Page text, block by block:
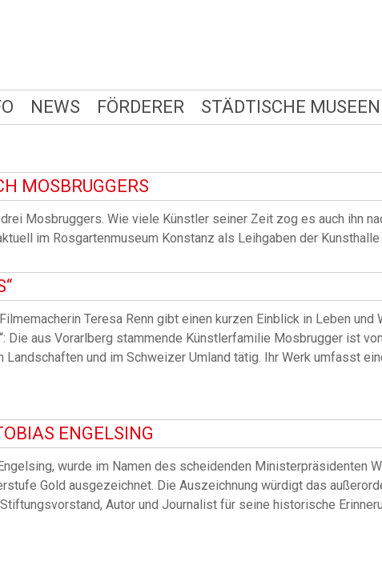
NEWS FÖRDERER STÄDTISCHE MUSEEN
MOSBRUGGERS
Mosbruggers. Wie viele Künstler seiner Zeit zog es auch ihn
im Rosgartenmuseum Konstanz als Leihgaben der
Teresa Renn gibt einen kurzen Einblick in Leben
Die aus Vorarlberg stammende Künstlerfamilie Mosbrugger ist
und im Schweizer Umland tätig. Ihr Werk umfasst
ENGELSING
wurde im Namen des scheidenden Ministerpräsidenten
Gold ausgezeichnet. Die Auszeichnung würdigt das
Autor und Journalist für seine historische